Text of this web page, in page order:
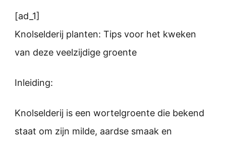
[ad_1]
Knolselderij planten: Tips voor het kweken
van deze veelzijdige groente
Inleiding:
Knolselderij is een wortelgroente die bekend
staat om zijn milde, aardse smaak en